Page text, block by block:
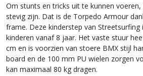
Om stunts en tricks uit te kunnen
stevig zijn. Dat is de Torpedo Armour
frame. Deze kinderstep van Streetsurfing
kinderen vanaf 8 jaar. Het vaste stuur
cm en is voorzien van stoere BMX stijl
board en de 100 mm PU wielen zorgen
kan maximaal 80 kg dragen.